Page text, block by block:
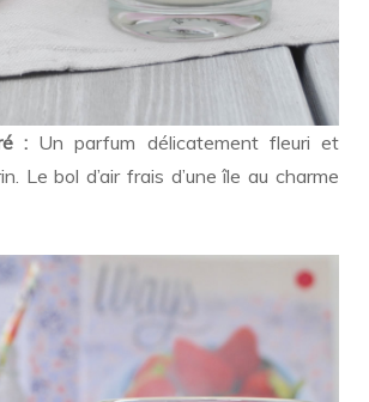
: Un parfum délicatement fleuri et
Le bol d’air frais d’une île au charme